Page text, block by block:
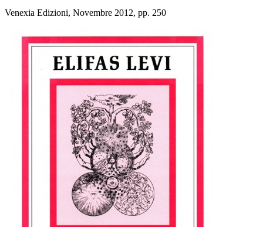
Venexia Edizioni, Novembre 2012, pp. 250